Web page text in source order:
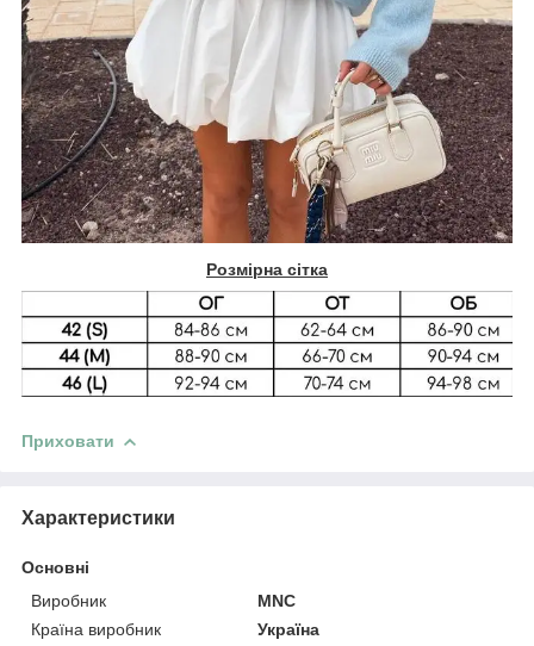
Розмірна сітка
Приховати
Характеристики
Основні
Виробник
MNC
Країна виробник
Україна